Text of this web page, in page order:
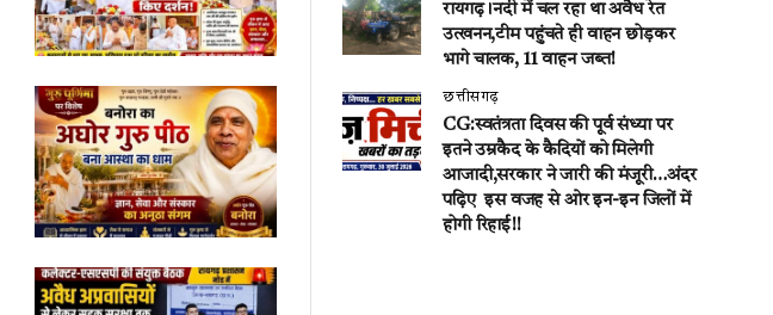
रायगढ़।नदी में चल रहा था अवैध रेत
उत्खनन,टीम पहुंचते ही वाहन छोड़कर
भागे चालक, 11 वाहन जब्त!
छत्तीसगढ़
CG:स्वतंत्रता दिवस की पूर्व संध्या पर
इतने उम्रकैद के कैदियों को मिलेगी
आजादी,सरकार ने जारी की मंजूरी…अंदर
पढ़िए इस वजह से ओर इन-इन जिलों में
होगी रिहाई!!